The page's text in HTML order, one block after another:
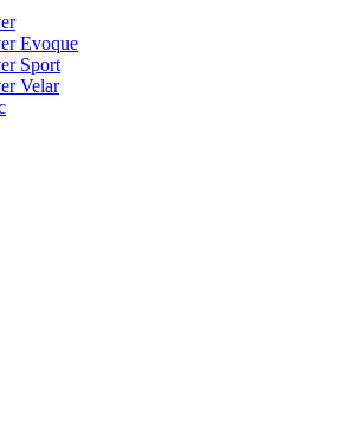
Evoque
Sport
Velar